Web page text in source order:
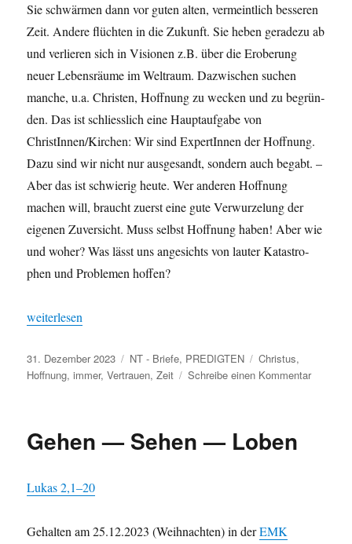
Sie schwär­men dann vor guten alten, ver­meintlich besseren
Zeit. Andere flücht­en in die Zukun­ft. Sie heben ger­adezu ab
und ver­lieren sich in Visio­nen z.B. über die Eroberung
neuer Leben­sräume im Wel­traum. Dazwis­chen suchen
manche, u.a. Chris­ten, Hoff­nung zu weck­en und zu begrün­
den. Das ist schliesslich eine Haup­tauf­gabe von
ChristInnen/Kirchen: Wir sind Exper­tIn­nen der Hoff­nung.
Dazu sind wir nicht nur aus­ge­sandt, son­dern auch begabt. –
Aber das ist schwierig heute. Wer anderen Hoff­nung
machen will, braucht zuerst eine gute Ver­wurzelung der
eige­nen Zuver­sicht. Muss selb­st Hoff­nung haben! Aber wie
und woher? Was lässt uns angesichts von lauter Katas­tro­
phen und Prob­le­men hoffen?
„Gestern — Heute — Mor­gen — Immer“
weit­er­lesen
Veröffentlicht
am
31. Dezember 2023 Kategorien
NT - Briefe, PREDIGTEN Schlagwörter
Christus,
Hoffnung,immer,Vertrauen,Zeit Schreibe einen Kommentarzu
Gehen — Sehen — Loben
Lukas 2,1–20
Gehal­ten am 25.12.2023 (Wei­h­nacht­en) in derEMK